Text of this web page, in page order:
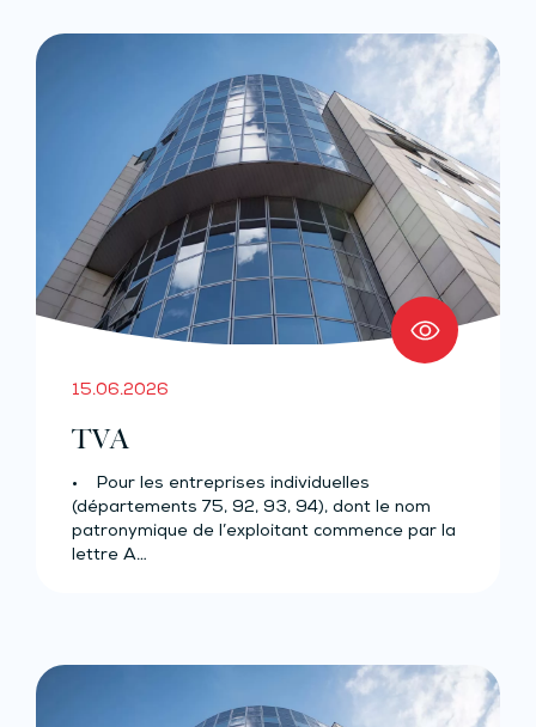
15.06.2026
TVA
• Pour les entreprises individuelles
(départements 75, 92, 93, 94), dont le nom
patronymique de l’exploitant commence par la
lettre A…